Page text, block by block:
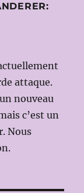
attaque.
nouveau
c’est un
Nous